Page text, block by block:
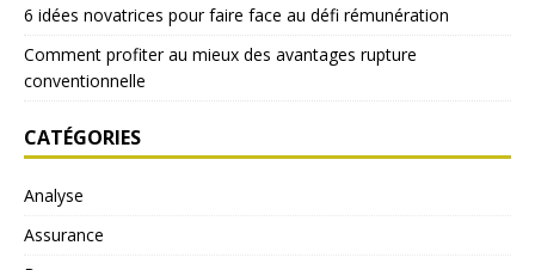
6 idées novatrices pour faire face au défi rémunération
Comment profiter au mieux des avantages rupture
conventionnelle
CATÉGORIES
Analyse
Assurance